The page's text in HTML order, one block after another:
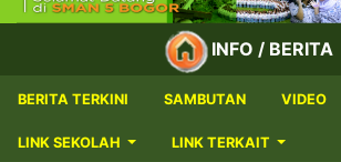
INFO / BERITA
BERITA TERKINI SAMBUTAN VIDEO
LINK SEKOLAH LINK TERKAIT